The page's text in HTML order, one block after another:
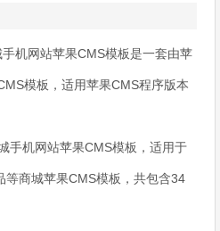
机网站苹果CMS模板是一套由苹
模板，适用苹果CMS程序版本
手机网站苹果CMS模板，适用于
等商城苹果CMS模板，共包含34